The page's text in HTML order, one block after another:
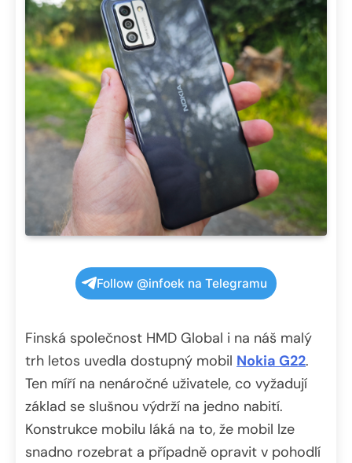
Follow @infoek na Telegramu
Finská společnost HMD Global i na náš malý
trh letos uvedla dostupný mobil Nokia G22.
Ten míří na nenáročné uživatele, co vyžadují
základ se slušnou výdrží na jedno nabití.
Konstrukce mobilu láká na to, že mobil lze
snadno rozebrat a případně opravit v pohodlí